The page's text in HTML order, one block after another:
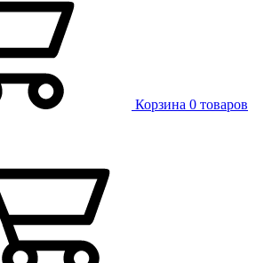
Корзина 0 товаров